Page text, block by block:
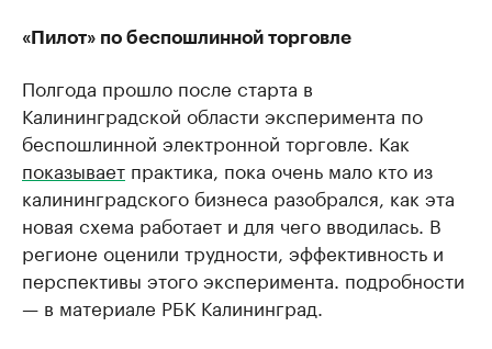
«Пилот» по беспошлинной торговле
Полгода прошло после старта в
Калининградской области эксперимента по
беспошлинной электронной торговле. Как
показывает практика, пока очень мало кто из
калининградского бизнеса разобрался, как эта
новая схема работает и для чего вводилась. В
регионе оценили трудности, эффективность и
перспективы этого эксперимента. подробности
— в материале РБК Калининград.